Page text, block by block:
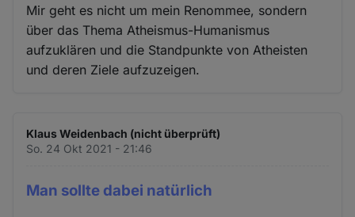
Mir geht es nicht um mein Renommee, sondern
über das Thema Atheismus-Humanismus
aufzuklären und die Standpunkte von Atheisten
und deren Ziele aufzuzeigen.
Klaus Weidenbach (nicht überprüft)
So. 24 Okt 2021 - 21:46
Man sollte dabei natürlich